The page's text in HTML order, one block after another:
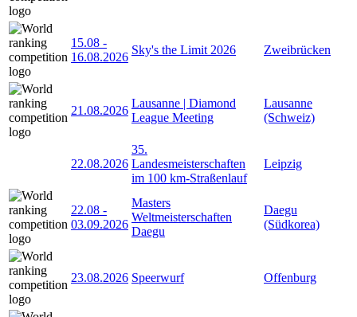
15.08 -
16.08.2026
Sky's the Limit 2026 Zweibrücken
21.08.2026
Lausanne | Diamond
League Meeting
Lausanne
(Schweiz)
22.08.2026
35.
Landesmeisterschaften
im 100 km-Straßenlauf
Leipzig
22.08 -
03.09.2026
Masters
Weltmeisterschaften
Daegu
Daegu
(Südkorea)
23.08.2026 Speerwurf Offenburg